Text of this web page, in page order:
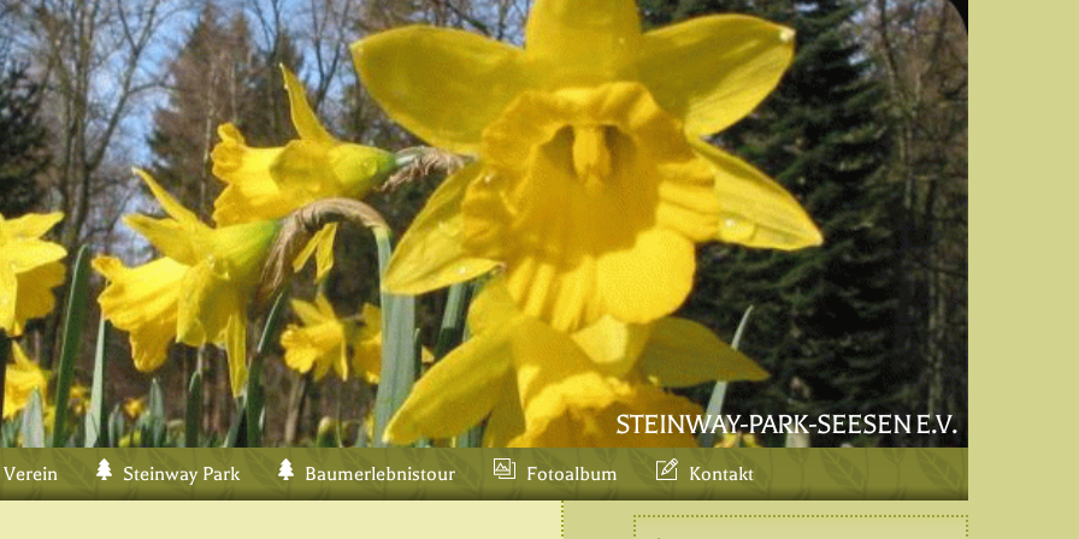
STEINWAY-PARK-SEESEN E.V.
Steinway Park Baumerlebnistour Fotoalbum Kontakt